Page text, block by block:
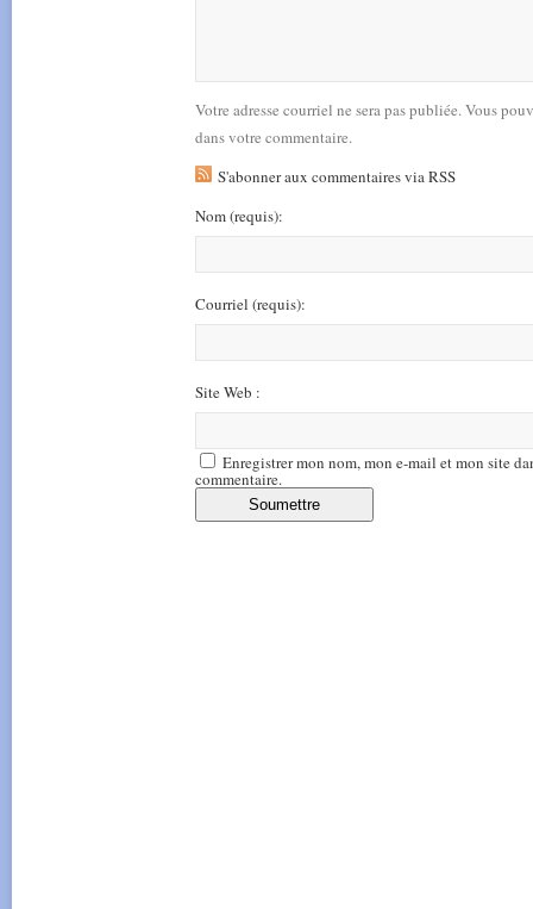
Votre adresse courriel ne sera pas publiée. Vous
dans votre commentaire.
S'abonner aux commentaires via RSS
Nom(requis):
Courriel (requis):
Site Web :
Enregistrer mon nom, mon e-mail et mon site
commentaire.